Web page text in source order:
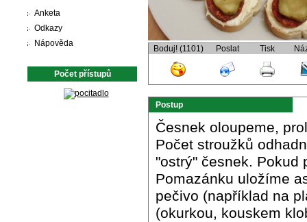
Anketa
Odkazy
Nápověda
Počet přístupů
Boduj! (1101) Poslat Tisk
Postup
Česnek oloupeme,
Počet stroužků
"ostrý" česnek. Pokud
Pomazánku uložíme
pečivo (například na
(okurkou, kouskem